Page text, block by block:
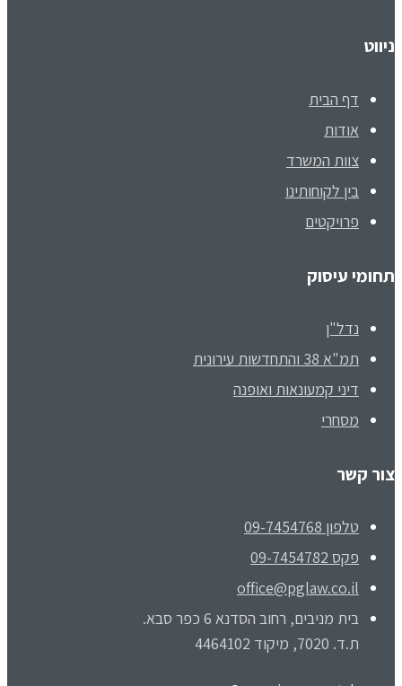
ניווט
דף הבית
אודות
צוות המשרד
בין לקוחותינו
פרויקטים
תחומי עיסוק
נדל"ן
תמ"א 38 והתחדשות עירונית
דיני קמעונאות ואופנה
מסחרי
צור קשר
טלפון 09-7454768
פקס 09-7454782
office@pglaw.co.il
בית מניבים, רחוב הסדנא 6 כפר סבא.
ת.ד. 7020, מיקוד 4464102